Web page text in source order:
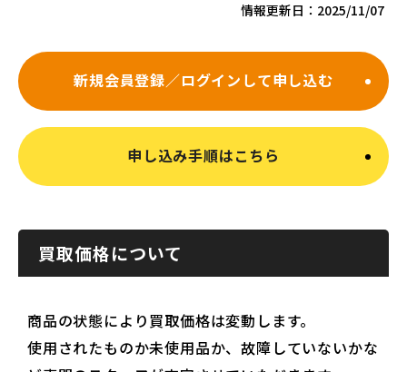
情報更新日： 2025/11/07
新規会員登録／ログインして申し込む
申し込み手順はこちら
買取価格について
商品の状態により買取価格は変動します。
使用されたものか未使用品か、故障していないかな